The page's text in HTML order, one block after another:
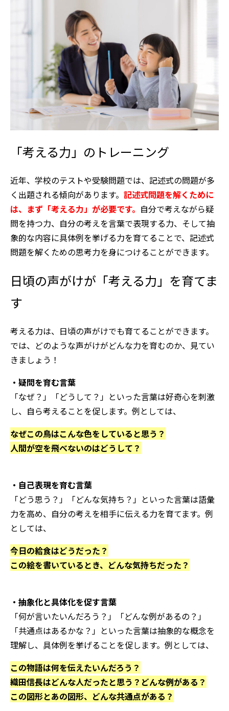
「考える力」のトレーニング
近年、学校のテストや受験問題では、記述式の問題が多
く出題される傾向があります。 記述式問題を解くために
は、まず「考える力」が必要です。 自分で考えながら疑
問を持つ力、自分の考えを言葉で表現する力、そして抽
象的な内容に具体例を挙げる力を育てることで、記述式
問題を解くための思考力を身につけることができます。
日頃の声がけが「考える力」を育てま
す
考える力は、日頃の声がけでも育てることができます。
では、どのような声がけがどんな力を育むのか、見てい
きましょう！
・疑問を育む言葉
「なぜ？」「どうして？」といった言葉は好奇心を刺激
し、自ら考えることを促します。例としては、
なぜこの鳥はこんな色をしていると思う？
人間が空を飛べないのはどうして？
・自己表現を育む言葉
「どう思う？」「どんな気持ち？」といった言葉は語彙
力を高め、自分の考えを相手に伝える力を育てます。例
としては、
今日の給食はどうだった？
この絵を書いているとき、どんな気持ちだった？
・抽象化と具体化を促す言葉
「何が言いたいんだろう？」「どんな例があるの？」
「共通点はあるかな？」といった言葉は抽象的な概念を
理解し、具体例を挙げることを促します。例としては、
この物語は何を伝えたいんだろう？
織田信長はどんな人だったと思う？どんな例がある？
この図形とあの図形、どんな共通点がある？